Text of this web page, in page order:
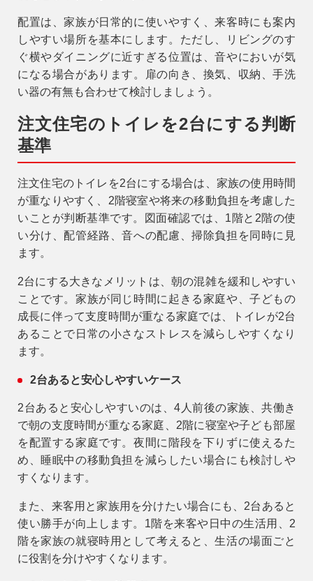
配置は、家族が日常的に使いやすく、来客時にも案内
しやすい場所を基本にします。ただし、リビングのす
ぐ横やダイニングに近すぎる位置は、音やにおいが気
になる場合があります。扉の向き、換気、収納、手洗
い器の有無も合わせて検討しましょう。
注文住宅のトイレを2台にする判断
基準
注文住宅のトイレを2台にする場合は、家族の使用時間
が重なりやすく、2階寝室や将来の移動負担を考慮した
いことが判断基準です。図面確認では、1階と2階の使
い分け、配管経路、音への配慮、掃除負担を同時に見
ます。
2台にする大きなメリットは、朝の混雑を緩和しやすい
ことです。家族が同じ時間に起きる家庭や、子どもの
成長に伴って支度時間が重なる家庭では、トイレが2台
あることで日常の小さなストレスを減らしやすくなり
ます。
2台あると安心しやすいケース
2台あると安心しやすいのは、4人前後の家族、共働き
で朝の支度時間が重なる家庭、2階に寝室や子ども部屋
を配置する家庭です。夜間に階段を下りずに使えるた
め、睡眠中の移動負担を減らしたい場合にも検討しや
すくなります。
また、来客用と家族用を分けたい場合にも、2台あると
使い勝手が向上します。1階を来客や日中の生活用、2
階を家族の就寝時用として考えると、生活の場面ごと
に役割を分けやすくなります。